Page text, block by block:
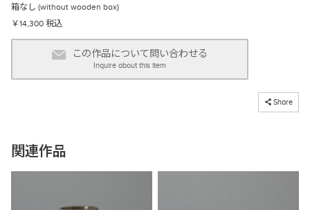
箱なし (without wooden box)
￥14,300 税込
この作品について問い合わせる
Inquire about this item
Share
コピーしました
関連作品